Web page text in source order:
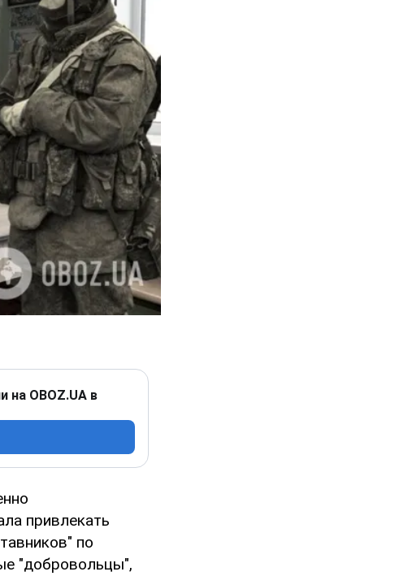
на OBOZ.UA в
привлекать
по
"добровольцы",